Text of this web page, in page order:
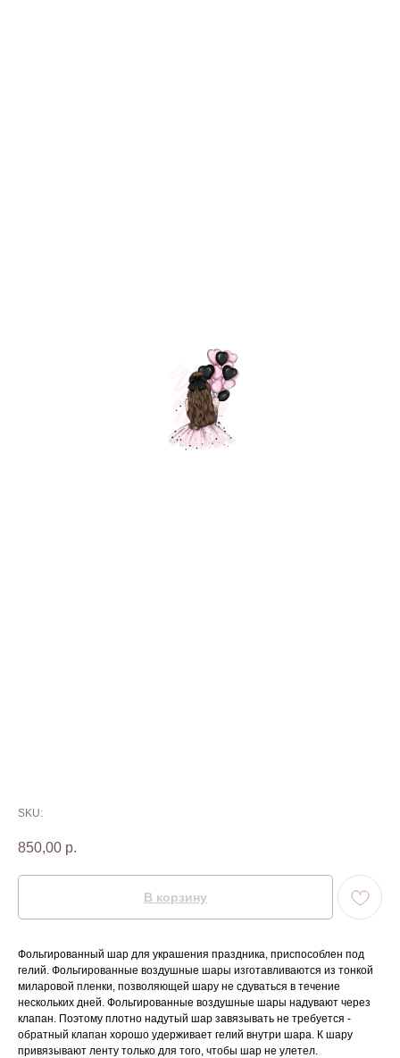
SKU:
850,00 р.
В корзину
Фольгированный шар для украшения праздника, приспособлен под
гелий. Фольгированные воздушные шары изготавливаются из тонкой
миларовой пленки, позволяющей шару не сдуваться в течение
нескольких дней. Фольгированные воздушные шары надувают через
клапан. Поэтому плотно надутый шар завязывать не требуется -
обратный клапан хорошо удерживает гелий внутри шара. К шару
привязывают ленту только для того, чтобы шар не улетел.